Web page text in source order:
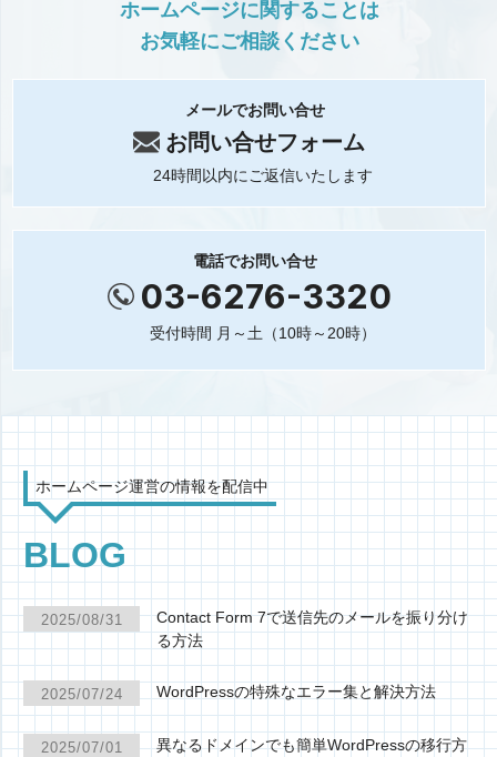
ホームページに関することは
お気軽にご相談ください
メールでお問い合せ
お問い合せフォーム
24時間以内にご返信いたします
電話でお問い合せ
03-6276-3320
受付時間 月～土（10時～20時）
ホームページ運営の情報を配信中
BLOG
2025/08/31
Contact Form 7で送信先のメールを振り分け
る方法
2025/07/24 WordPressの特殊なエラー集と解決方法
2025/07/01
異なるドメインでも簡単WordPressの移行方